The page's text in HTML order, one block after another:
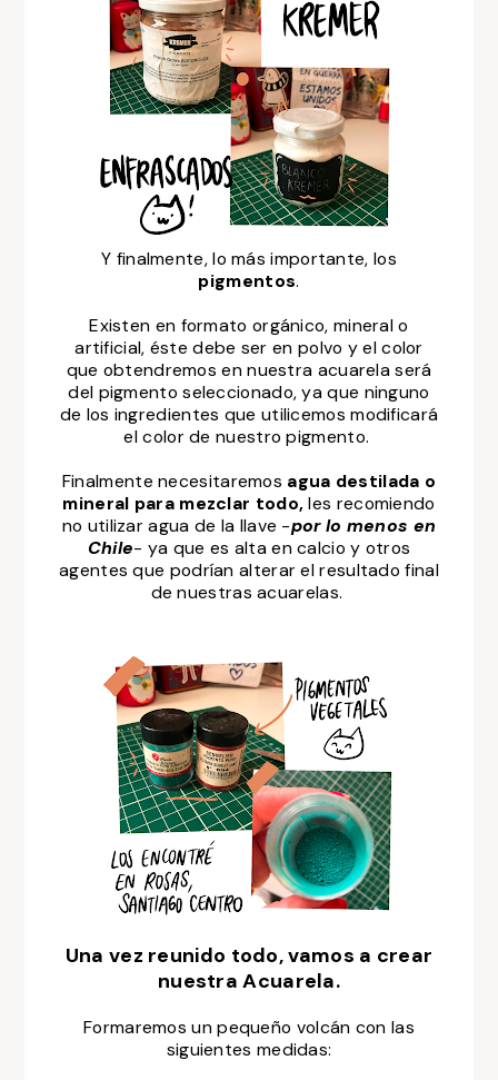
Y finalmente, lo más importante, los
pigmentos.
Existen en formato orgánico, mineral o
artificial, éste debe ser en polvo y el color
que obtendremos en nuestra acuarela será
del pigmento seleccionado, ya que ninguno
de los ingredientes que utilicemos modificará
el color de nuestro pigmento.
Finalmente necesitaremos agua destilada o
mineral para mezclar todo,les recomiendo
no utilizar agua de la llave -por lo menos en
Chile- ya que es alta en calcio y otros
agentes que podrían alterar el resultado final
de nuestras acuarelas.
Una vez reunido todo, vamos a crear
nuestra Acuarela.
Formaremos un pequeño volcán con las
siguientes medidas: